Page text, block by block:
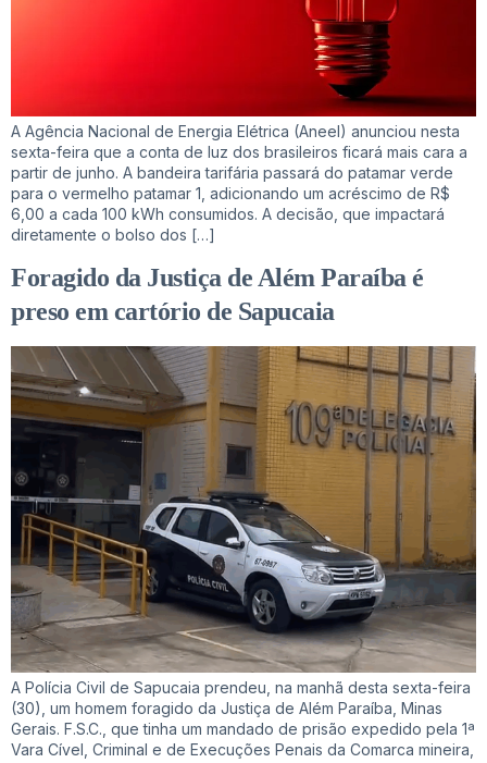
A Agência Nacional de Energia Elétrica (Aneel) anunciou nesta
sexta-feira que a conta de luz dos brasileiros ficará mais cara a
partir de junho. A bandeira tarifária passará do patamar verde
para o vermelho patamar 1, adicionando um acréscimo de R$
6,00 a cada 100 kWh consumidos. A decisão, que impactará
diretamente o bolso dos […]
Foragido da Justiça de Além Paraíba é
preso em cartório de Sapucaia
A Polícia Civil de Sapucaia prendeu, na manhã desta sexta-feira
(30), um homem foragido da Justiça de Além Paraíba, Minas
Gerais. F.S.C., que tinha um mandado de prisão expedido pela 1ª
Vara Cível, Criminal e de Execuções Penais da Comarca mineira,